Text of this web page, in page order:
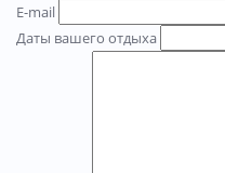
E-mail
Даты вашего отдыха